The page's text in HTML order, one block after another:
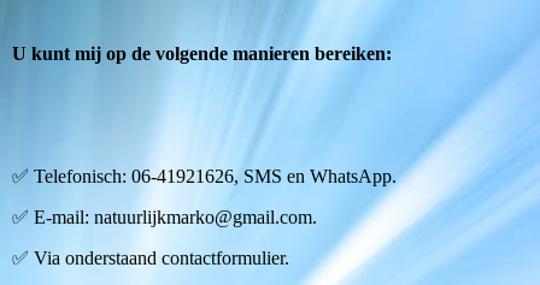
U kunt mij op de volgende manieren bereiken:
✅ Telefonisch: 06-41921626, SMS en WhatsApp.
✅ E-mail: natuurlijkmarko@gmail.com.
✅ Via onderstaand contactformulier.